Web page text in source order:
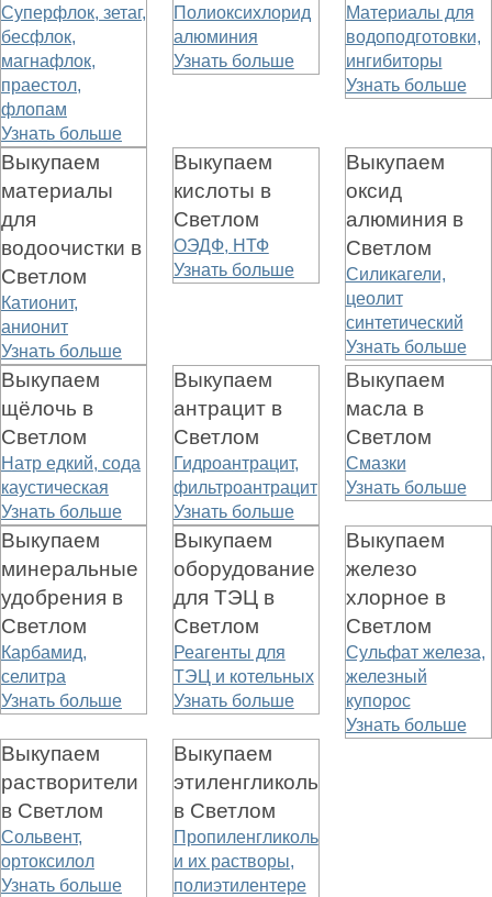
Суперфлок, зетаг,
бесфлок,
магнафлок,
праестол,
флопам
Узнать больше
Полиоксихлорид
алюминия
Узнать больше
Материалы для
водоподготовки,
ингибиторы
Узнать больше
Выкупаем
материалы
для
водоочистки в
Светлом
Катионит,
анионит
Узнать больше
Выкупаем
кислоты в
Светлом
ОЭДФ, НТФ
Узнать больше
Выкупаем
оксид
алюминия в
Светлом
Силикагели,
цеолит
синтетический
Узнать больше
Выкупаем
щёлочь в
Светлом
Натр едкий, сода
каустическая
Узнать больше
Выкупаем
антрацит в
Светлом
Гидроантрацит,
фильтроантрацит
Узнать больше
Выкупаем
масла в
Светлом
Смазки
Узнать больше
Выкупаем
минеральные
удобрения в
Светлом
Карбамид,
селитра
Узнать больше
Выкупаем
оборудование
для ТЭЦ в
Светлом
Реагенты для
ТЭЦ и котельных
Узнать больше
Выкупаем
железо
хлорное в
Светлом
Сульфат железа,
железный
купорос
Узнать больше
Выкупаем
растворители
в Светлом
Сольвент,
ортоксилол
Узнать больше
Выкупаем
этиленгликоль
в Светлом
Пропиленгликоль
и их растворы,
полиэтилентере